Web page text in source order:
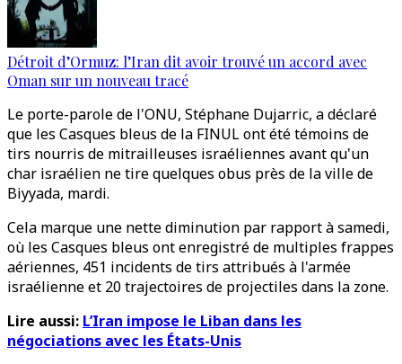
Détroit d’Ormuz: l’Iran dit avoir trouvé un accord avec
Oman sur un nouveau tracé
Le porte-parole de l'ONU, Stéphane Dujarric, a déclaré
que les Casques bleus de la FINUL ont été témoins de
tirs nourris de mitrailleuses israéliennes avant qu'un
char israélien ne tire quelques obus près de la ville de
Biyyada, mardi.
Cela marque une nette diminution par rapport à samedi,
où les Casques bleus ont enregistré de multiples frappes
aériennes, 451 incidents de tirs attribués à l'armée
israélienne et 20 trajectoires de projectiles dans la zone.
Lire aussi: L’Iran impose le Liban dans les
négociations avec les États-Unis